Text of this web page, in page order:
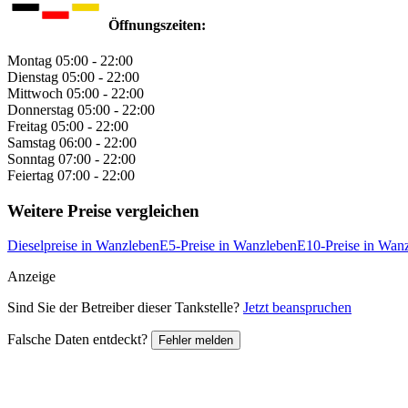
Öffnungszeiten:
Montag 05:00 - 22:00
Dienstag 05:00 - 22:00
Mittwoch 05:00 - 22:00
Donnerstag 05:00 - 22:00
Freitag 05:00 - 22:00
Samstag 06:00 - 22:00
Sonntag 07:00 - 22:00
Feiertag 07:00 - 22:00
Weitere Preise vergleichen
Dieselpreise in WanzlebenE5-Preise in WanzlebenE10-Preise in
Anzeige
Sind Sie der Betreiber dieser Tankstelle? Jetzt beanspruchen
Falsche Daten entdeckt? Fehler melden